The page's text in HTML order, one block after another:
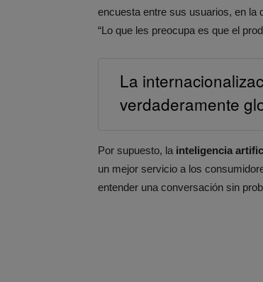
encuesta entre sus usuarios, en la
“Lo que les preocupa es que el
La
verdaderamente
Por supuesto, la inteligencia
un mejor servicio a los
entender una conversación sin